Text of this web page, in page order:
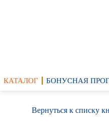
КАТАЛОГ БОНУСНАЯ
Вернуться к списку